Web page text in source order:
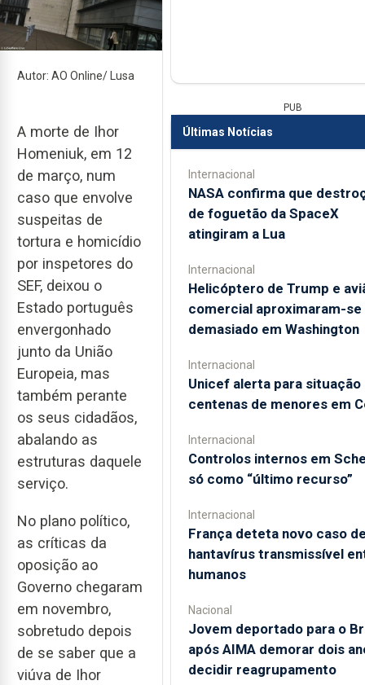
Autor: AO Online/ Lusa
A morte de Ihor
Homeniuk, em 12
de março, num
caso que envolve
suspeitas de
tortura e homicídio
por inspetores do
SEF, deixou o
Estado português
envergonhado
junto da União
Europeia, mas
também perante
os seus cidadãos,
abalando as
estruturas daquele
serviço.
No plano político,
as críticas da
oposição ao
Governo chegaram
em novembro,
sobretudo depois
de se saber que a
viúva de Ihor
PUB
Últimas Notícias
Internacional
NASA confirma que
de foguetão da SpaceX
atingiram a Lua
Internacional
Helicóptero de Trump e
comercial aproximaram-se
demasiado em Washington
Internacional
Unicef alerta para situação
centenas de menores em
Internacional
Controlos internos em
só como “último recurso”
Internacional
França deteta novo caso
hantavírus transmissível
humanos
Nacional
Jovem deportado para o
após AIMA demorar dois
decidir reagrupamento